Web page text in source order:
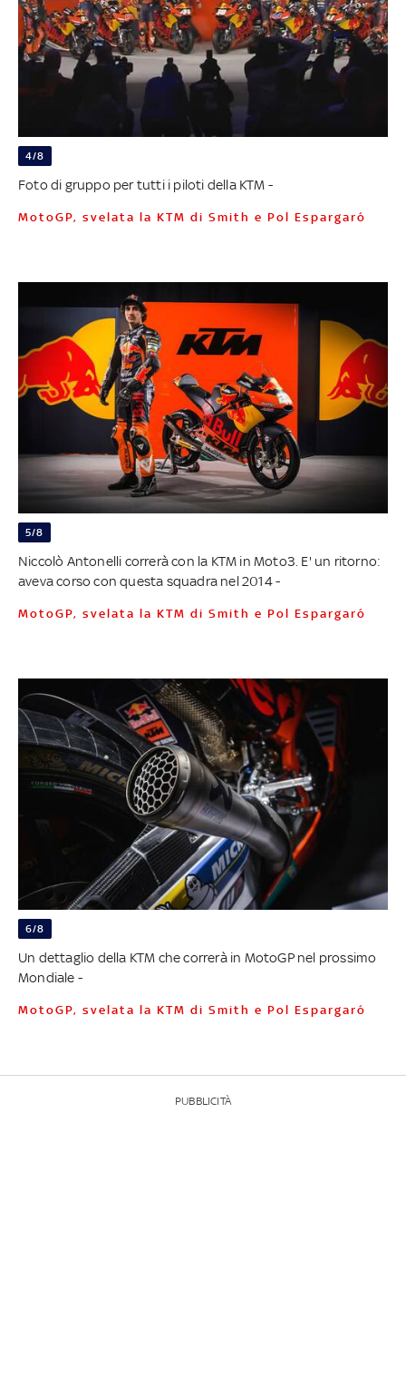
4/8
Foto di gruppo per tutti i piloti della KTM -
MotoGP, svelata la KTM di Smith e Pol Espargaró
5/8
Niccolò Antonelli correrà con la KTM in Moto3. E' un ritorno:
aveva corso con questa squadra nel 2014 -
MotoGP, svelata la KTM di Smith e Pol Espargaró
6/8
Un dettaglio della KTM che correrà in MotoGP nel prossimo
Mondiale -
MotoGP, svelata la KTM di Smith e Pol Espargaró
PUBBLICITÀ